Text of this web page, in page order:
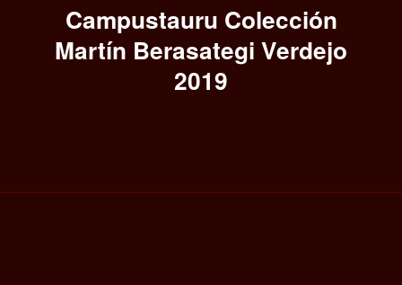
Campustauru Colección
Martín Berasategi Verdejo
2019